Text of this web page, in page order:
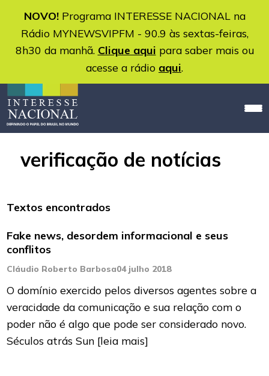
NOVO!Programa INTERESSE NACIONAL na
Rádio MYNEWSVIPFM - 90.9 às sextas-feiras,
8h30 da manhã. Clique aqui para saber mais ou
acesse a rádio aqui.
verificação de notícias
Textos encontrados
Fake news, desordem informacional e seus
conflitos
Cláudio Roberto Barbosa04 julho 2018
O domínio exercido pelos diversos agentes sobre a
veracidade da comunicação e sua relação com o
poder não é algo que pode ser considerado novo.
Séculos atrás Sun [leia mais]